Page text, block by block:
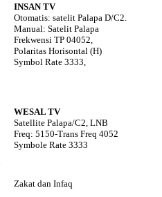
INSAN TV
Otomatis: satelit Palapa D/C2.
Manual: Satelit Palapa
Frekwensi TP 04052,
Polaritas Horisontal (H)
Symbol Rate 3333,
WESAL TV
Satellite Palapa/C2, LNB
Freq: 5150-Trans Freq 4052
Symbole Rate 3333
Zakat dan Infaq